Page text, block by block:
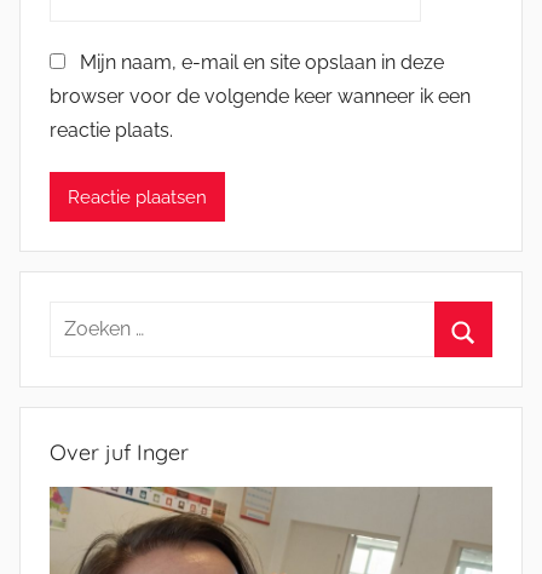
Mijn naam, e-mail en site opslaan in deze
browser voor de volgende keer wanneer ik een
reactie plaats.
Zoeken
Over juf Inger